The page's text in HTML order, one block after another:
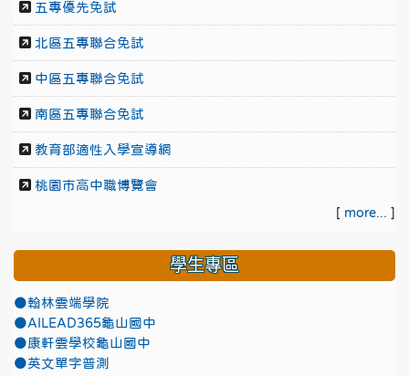
五專優先免試
北區五專聯合免試
中區五專聯合免試
南區五專聯合免試
教育部適性入學宣導網
桃園市高中職博覽會
[ more... ]
學生專區
●翰林雲端學院
●AILEAD365龜山國中
●康軒雲學校龜山國中
●英文單字普測